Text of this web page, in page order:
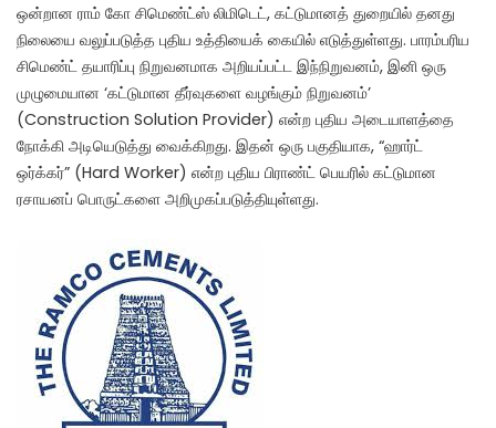
ஒன்றான ராம் கோ சிமெண்ட்ஸ் லிமிடெட், கட்டுமானத் துறையில் தனது
நிலையை வலுப்படுத்த புதிய உத்தியைக் கையில் எடுத்துள்ளது. பாரம்பரிய
சிமெண்ட் தயாரிப்பு நிறுவனமாக அறியப்பட்ட இந்நிறுவனம், இனி ஒரு
முழுமையான ‘கட்டுமான தீர்வுகளை வழங்கும் நிறுவனம்’
(Construction Solution Provider) என்ற புதிய அடையாளத்தை
நோக்கி அடியெடுத்து வைக்கிறது. இதன் ஒரு பகுதியாக, “ஹார்ட்
ஒர்க்கர்” (Hard Worker) என்ற புதிய பிராண்ட் பெயரில் கட்டுமான
ரசாயனப் பொருட்களை அறிமுகப்படுத்தியுள்ளது.